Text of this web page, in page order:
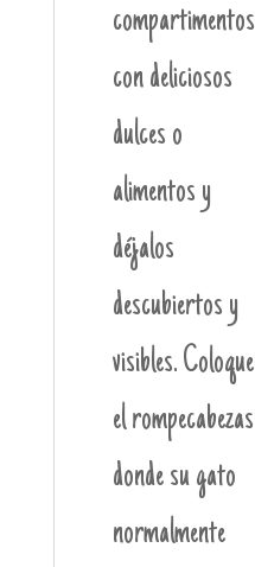
compartimentos
con deliciosos
dulces o
alimentos y
déjalos
descubiertos y
visibles. Coloque
el rompecabezas
donde su gato
normalmente